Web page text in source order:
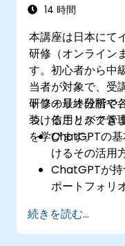
14 時間
本講座は日本にて
研修（オンライン
す。初心者から中
当者が対象で、受
トフォリオ分析や
装、信用リスク管
を学びます。
研修の最終段階で
つけることができ
ChatGPTの基
けるその活用
ChatGPTが持
ポートフォリ
び分析プロジ
信用リスク業
続きを読む...